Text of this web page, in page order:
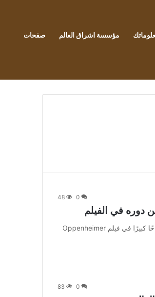
مؤسسة اشراق العالم صفحات
0
48
من صحيفة اشراق العالم 24:[ad_1] متابعة بتجــرد: حقق الفنان كيليان مورفي نجاحًا كبيرًا في فيلم Oppenheimer
0
83